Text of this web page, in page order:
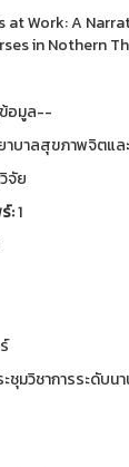
at Work: A
in Nothern
อมูล--
าบาลสุขภาพจิตแล
จัย
:1
ชุมวิชาการระดับน